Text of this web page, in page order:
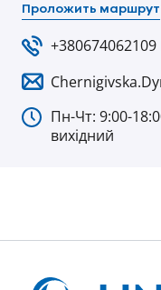
Проложить маршрут
+380674062109
Пн-Чт: 9:00-
вихідний